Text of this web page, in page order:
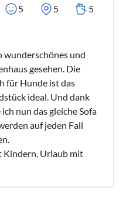
5 5 5
wunderschönes und
gesehen. Die
für Hunde ist das
ideal. Und dank
nun das gleiche Sofa
auf jeden Fall
Kindern, Urlaub mit